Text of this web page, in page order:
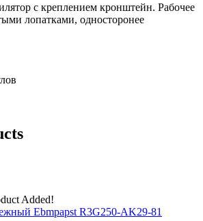
с креплением кронштейн. Рабочее
лопатками, односторонее
Added!
Ebmpapst R3G250-AK29-81